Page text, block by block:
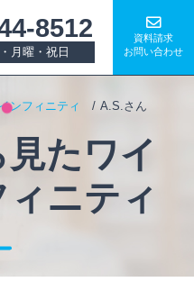
8512
月曜・祝日
資料請求
お問い合わせ
ンフィニティ A.S.さん
たワイ
ニティ